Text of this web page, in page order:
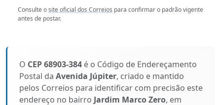
Consulte osite oficial dos Correios para confirmar o padrão vigente
antes de postar.
O CEP 68903-384 é o Código de Endereçamento
Postal da Avenida Júpiter, criado e mantido
pelos Correios para identificar com precisão este
endereço no bairro Jardim Marco Zero, em